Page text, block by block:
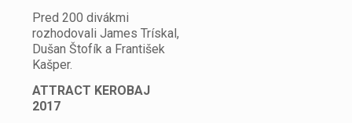
Pred 200 divákmi
rozhodovali James Trískal,
Dušan Štofík a František
Kašper.
ATTRACT KEROBAJ
2017